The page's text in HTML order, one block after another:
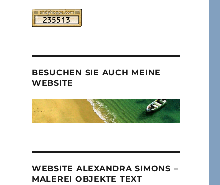
BESUCHEN SIE AUCH MEINE
WEBSITE
WEBSITE ALEXANDRA SIMONS –
MALEREI OBJEKTE TEXT